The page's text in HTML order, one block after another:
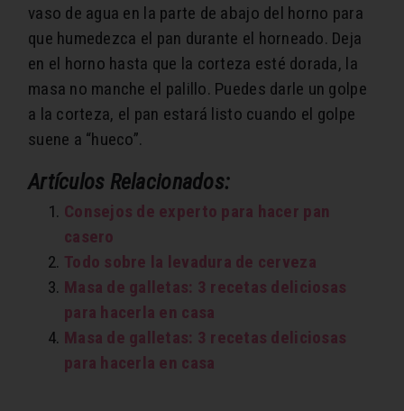
vaso de agua en la parte de abajo del horno para
que humedezca el pan durante el horneado. Deja
en el horno hasta que la corteza esté dorada, la
masa no manche el palillo. Puedes darle un golpe
a la corteza, el pan estará listo cuando el golpe
suene a “hueco”.
Artículos Relacionados:
Consejos de experto para hacer pan
casero
Todo sobre la levadura de cerveza
Masa de galletas: 3 recetas deliciosas
para hacerla en casa
Masa de galletas: 3 recetas deliciosas
para hacerla en casa